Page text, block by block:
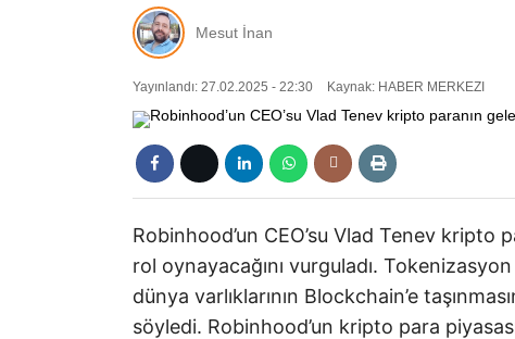
Mesut İnan
Yayınlandı: 27.02.2025 - 22:30 Kaynak: HABER MERKEZI
Robinhood’un CEO’su Vlad Tenev
rol oynayacağını vurguladı.
dünya varlıklarının Blockchain’e
söyledi. Robinhood’un kripto para